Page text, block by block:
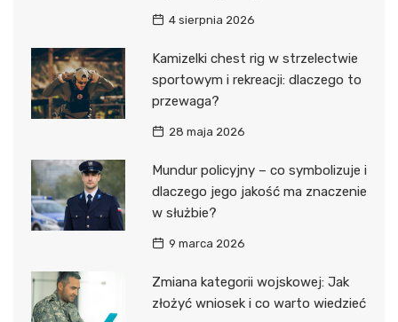
4 sierpnia 2026
Kamizelki chest rig w strzelectwie
sportowym i rekreacji: dlaczego to
przewaga?
28 maja 2026
Mundur policyjny – co symbolizuje i
dlaczego jego jakość ma znaczenie
w służbie?
9 marca 2026
Zmiana kategorii wojskowej: Jak
złożyć wniosek i co warto wiedzieć